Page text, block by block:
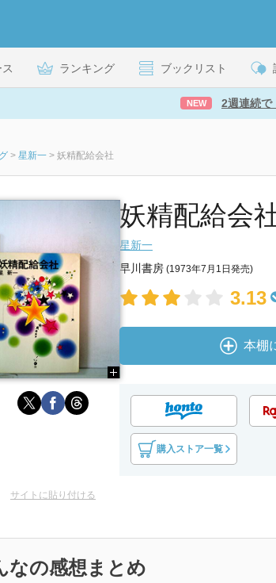
ランキング ブックリスト
NEW 2週連続で
> 星新一 > 妖精配給会社
妖精配給会
星新一
早川書房 (1973年7月1日発売)
3.13
本棚
購入ストア一覧
サイトに貼り付ける
なの感想まとめ